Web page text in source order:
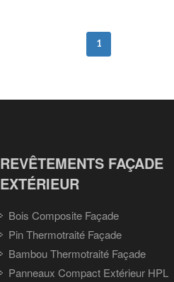
1
REVÊTEMENTS FAÇADE
EXTÉRIEUR
Bois Composite Façade
Pin Thermotraité Façade
Bambou Thermotraité Façade
Panneaux Compact Extérieur HPL